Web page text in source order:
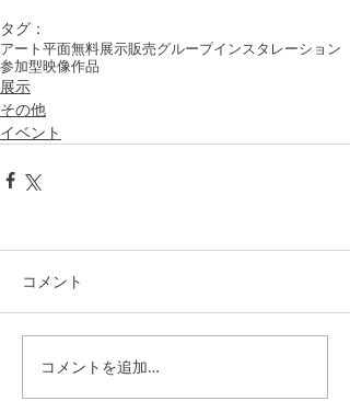
タグ：
アート平面無料展示販売グループインスタレーション
参加型映像作品
展示
その他
イベント
コメント
コメントを追加…